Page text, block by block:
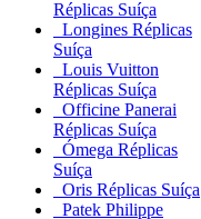
Réplicas Suíça
Longines Réplicas
Suíça
Louis Vuitton
Réplicas Suíça
Officine Panerai
Réplicas Suíça
Ómega Réplicas
Suíça
Oris Réplicas Suíça
Patek Philippe